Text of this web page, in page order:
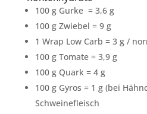
100 g Gurke = 3,6 g
100 g Zwiebel = 9 g
1 Wrap Low Carb = 3 g /
100 g Tomate = 3,9 g
100 g Quark = 4 g
100 g Gyros = 1 g (bei
Schweinefleisch